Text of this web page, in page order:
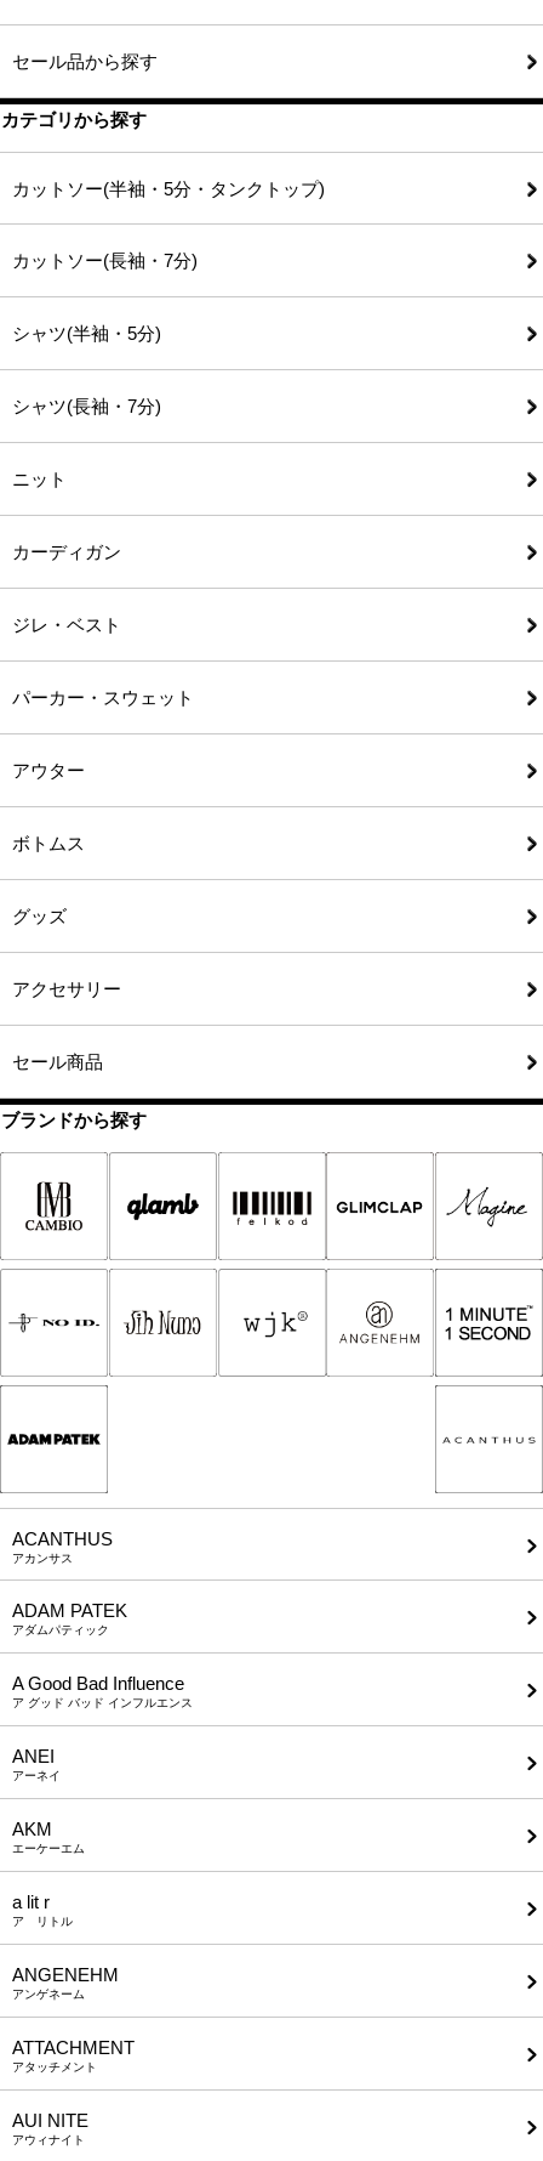
セール品から探す
カテゴリから探す
カットソー(半袖・5分・タンクトップ)
カットソー(長袖・7分)
シャツ(半袖・5分)
シャツ(長袖・7分)
ニット
カーディガン
ジレ・ベスト
パーカー・スウェット
アウター
ボトムス
グッズ
アクセサリー
セール商品
ブランドから探す
ACANTHUS
アカンサス
ADAM PATEK
アダムパティック
A Good Bad Influence
ア グッド バッド インフルエンス
ANEI
アーネイ
AKM
エーケーエム
a lit r
ア リトル
ANGENEHM
アンゲネーム
ATTACHMENT
アタッチメント
AUI NITE
アウィナイト